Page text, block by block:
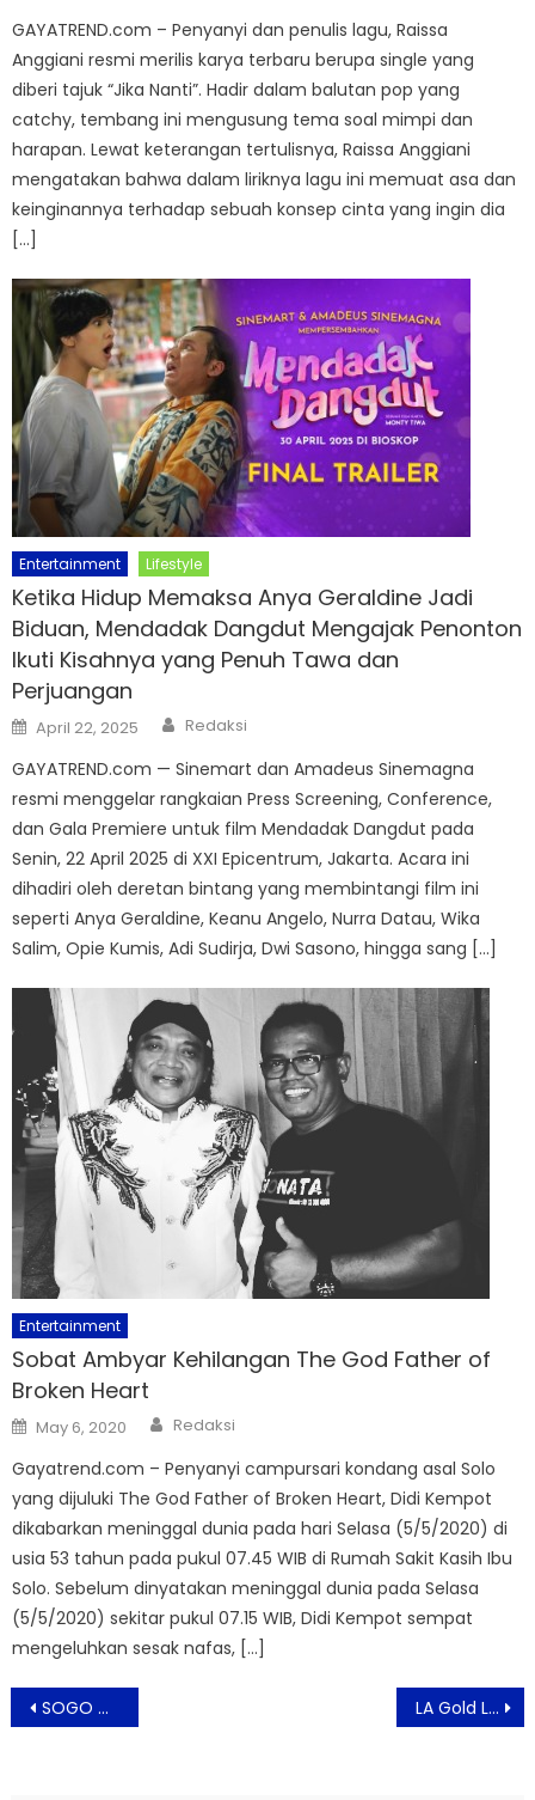
GAYATREND.com – Penyanyi dan penulis lagu, Raissa
Anggiani resmi merilis karya terbaru berupa single yang
diberi tajuk “Jika Nanti”. Hadir dalam balutan pop yang
catchy, tembang ini mengusung tema soal mimpi dan
harapan. Lewat keterangan tertulisnya, Raissa Anggiani
mengatakan bahwa dalam liriknya lagu ini memuat asa dan
keinginannya terhadap sebuah konsep cinta yang ingin dia
[…]
Entertainment Lifestyle
Ketika Hidup Memaksa Anya Geraldine Jadi
Biduan, Mendadak Dangdut Mengajak Penonton
Ikuti Kisahnya yang Penuh Tawa dan
Perjuangan
Posted
on
April 22, 2025 Author
Redaksi
GAYATREND.com — Sinemart dan Amadeus Sinemagna
resmi menggelar rangkaian Press Screening, Conference,
dan Gala Premiere untuk film Mendadak Dangdut pada
Senin, 22 April 2025 di XXI Epicentrum, Jakarta. Acara ini
dihadiri oleh deretan bintang yang membintangi film ini
seperti Anya Geraldine, Keanu Angelo, Nurra Datau, Wika
Salim, Opie Kumis, Adi Sudirja, Dwi Sasono, hingga sang […]
Entertainment
Sobat Ambyar Kehilangan The God Father of
Broken Heart
Posted
on
May 6, 2020 Author
Redaksi
Gayatrend.com – Penyanyi campursari kondang asal Solo
yang dijuluki The God Father of Broken Heart, Didi Kempot
dikabarkan meninggal dunia pada hari Selasa (5/5/2020) di
usia 53 tahun pada pukul 07.45 WIB di Rumah Sakit Kasih Ibu
Solo. Sebelum dinyatakan meninggal dunia pada Selasa
(5/5/2020) sekitar pukul 07.15 WIB, Didi Kempot sempat
mengeluhkan sesak nafas, […]
Post
navigation
SOGO Dukung Karya Desainer Lokal Dan Aksi Ramah Lingkungan LA Gold Luncurkan Investasi Emas Secara Modern